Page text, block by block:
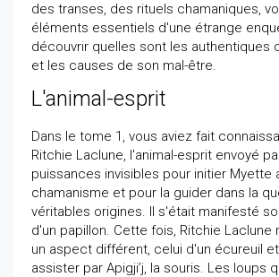
des transes, des rituels chamaniques,
éléments essentiels d'une étrange
découvrir quelles sont les authentiques
et les causes de son mal-être.
L'animal-esprit
Dans le tome 1, vous aviez fait
Ritchie Laclune, l'animal-esprit envoyé
puissances invisibles pour initier Myette
chamanisme et pour la guider dans la
véritables origines. Il s'était manifesté
d'un papillon. Cette fois, Ritchie Laclune
un aspect différent, celui d'un écureuil
assister par Apigjiʼj, la souris. Les loups